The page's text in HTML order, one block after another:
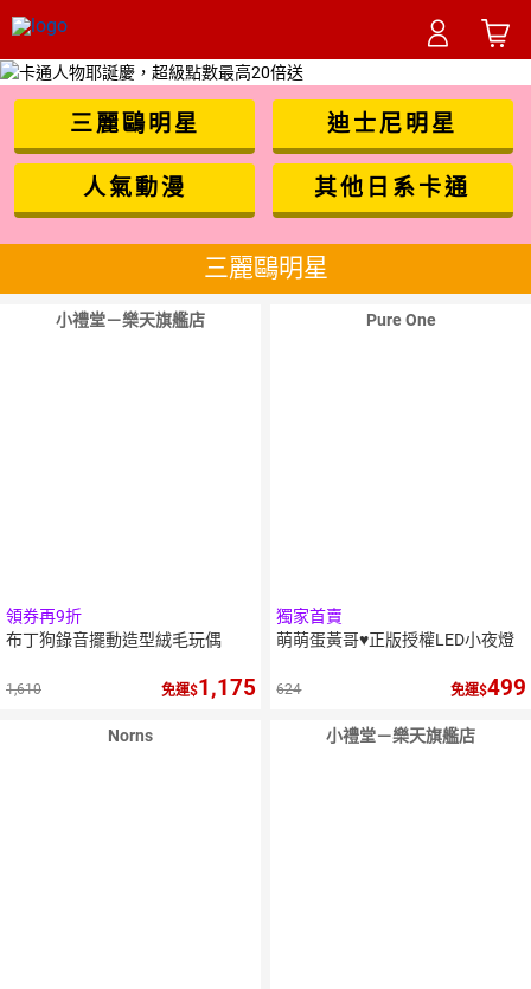
三麗鷗明星 迪士尼明星
人氣動漫 其他日系卡通
三麗鷗明星
小禮堂－樂天旗艦店
領券再9折
布丁狗錄音擺動造型絨毛玩偶
1,610 免運 1,175
Pure One
獨家首賣
萌萌蛋黃哥♥正版授權LED小夜燈
624 免運 499
Norns 小禮堂－樂天旗艦店